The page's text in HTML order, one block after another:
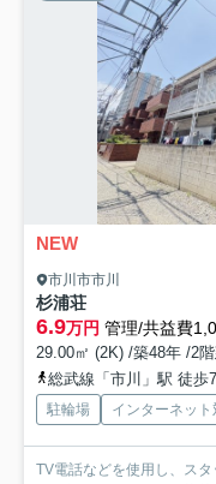
NEW
市川市市川
杉浦荘
6.9万円 管理/共益費
29.00㎡ (2K) /築48年 /2
総武線「市川」駅 徒歩
駐輪場 インターネット
TV電話などを使用し、ス